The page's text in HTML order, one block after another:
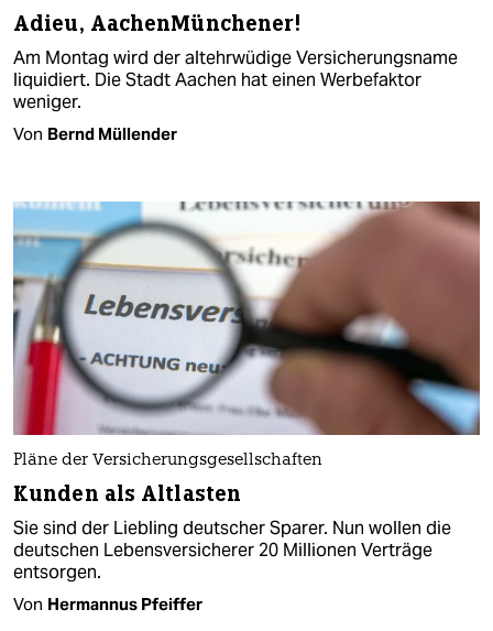
Adieu, AachenMünchener!
Am Montag wird der altehrwüdige Versicherungsname
liquidiert. Die Stadt Aachen hat einen Werbefaktor
weniger.
Von Bernd Müllender
Pläne der Versicherungsgesellschaften
Kunden als Altlasten
Sie sind der Liebling deutscher Sparer. Nun wollen die
deutschen Lebensversicherer 20 Millionen Verträge
entsorgen.
Von Hermannus Pfeiffer